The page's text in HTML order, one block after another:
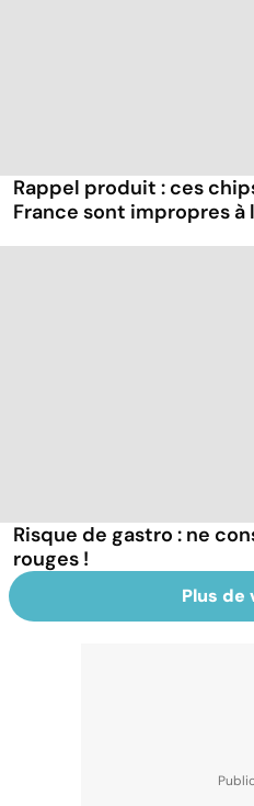
Rappel produit : ces
France sont impropres
Risque de gastro : ne
rouges !
Plus de